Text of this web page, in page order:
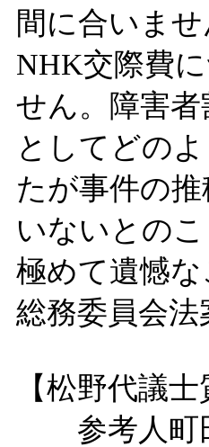
間に合いませ
NHK交際費
せん。障害
としてどの
たが事件の
いないとのこ
極めて遺憾
総務委員会
【松野代議士
参考人町田